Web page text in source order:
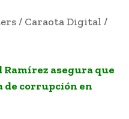
/ Caraota Digital /
Ramírez asegura que
de corrupción en